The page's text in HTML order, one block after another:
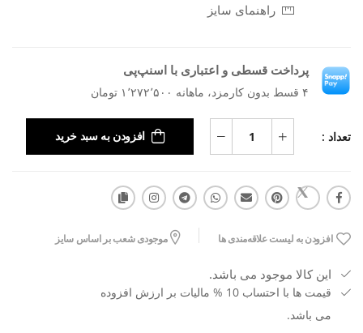
راهنمای سایز
پرداخت قسطی و اعتباری با اسنپ‌پی
۴ قسط بدون کارمزد، ماهانه ۱٬۲۷۲٬۵۰۰ تومان
تعداد : افزودن به سبد خرید
افزودن به لیست علاقه‌مندی ها موجودی شعب بر اساس سایز
این کالا موجود می باشد.
قیمت ها با احتساب 10 % مالیات بر ارزش افزوده
می باشد.